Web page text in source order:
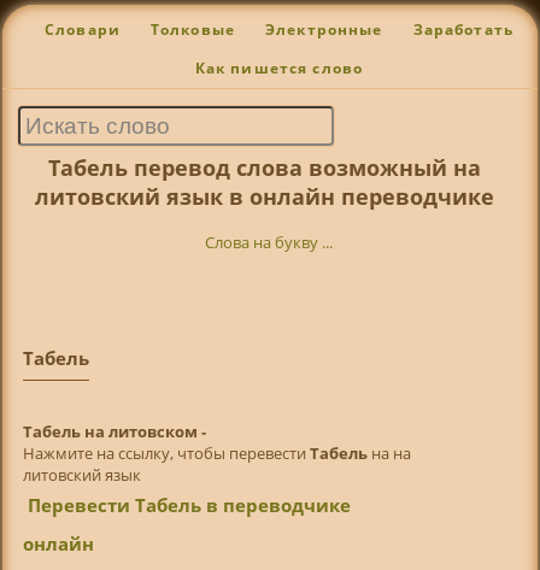
Словари Толковые Электронные Заработать
Как пишется слово
Табель перевод слова возможный на
литовский язык в онлайн переводчике
Слова на букву ...
Табель
Табель на литовском -
Нажмите на ссылку, чтобы перевести Табельна на
литовский язык
Перевести Табель в переводчике
онлайн